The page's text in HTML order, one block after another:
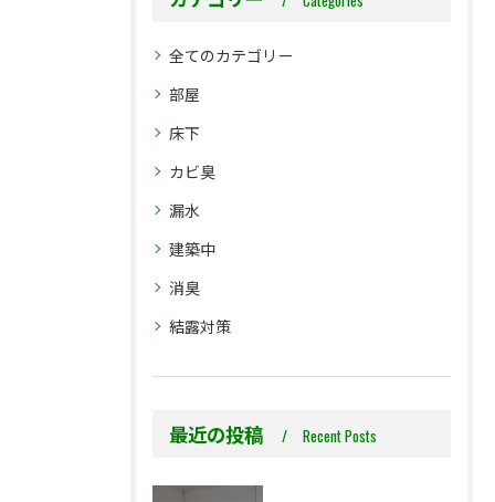
全てのカテゴリー
部屋
床下
カビ臭
漏水
建築中
消臭
結露対策
最近の投稿 Recent Posts